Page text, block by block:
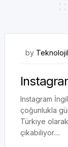
by
Instagram
çoğunlukla
Türkiye
çıkabiliyor....